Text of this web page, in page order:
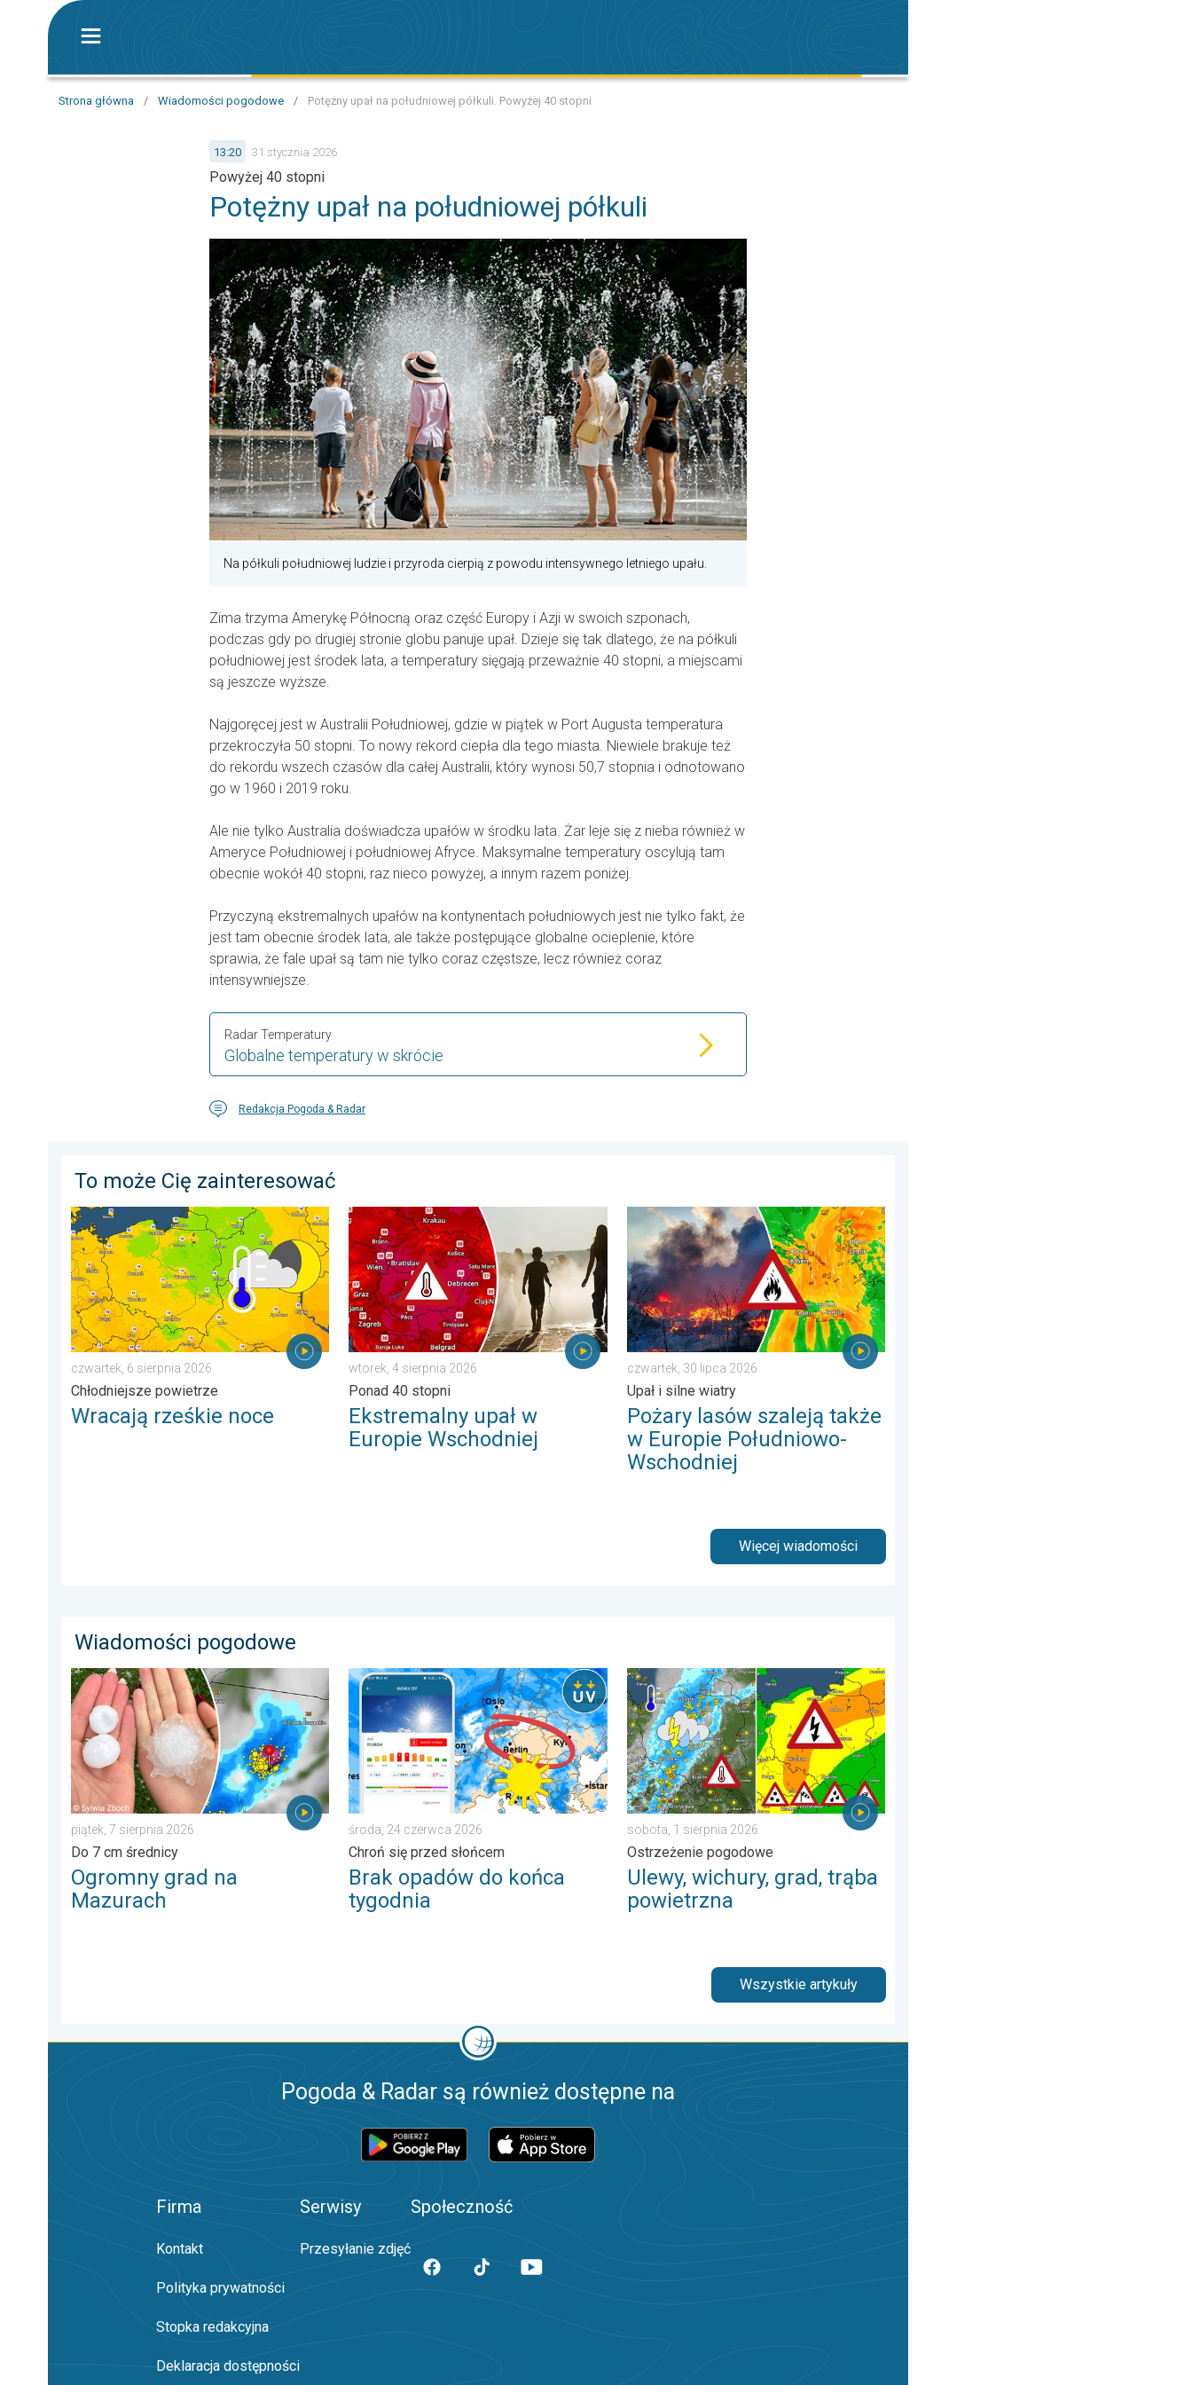
Strona główna / Wiadomości pogodowe / Potężny upał na południowej półkuli. Powyżej 40 stopni
13:20 31 stycznia 2026
Powyżej 40 stopni
Potężny upał na południowej półkuli
Na półkuli południowej ludzie i przyroda cierpią z powodu intensywnego letniego upału.
Zima trzyma Amerykę Północną oraz część Europy i Azji w swoich szponach,
podczas gdy po drugiej stronie globu panuje upał. Dzieje się tak dlatego, że na półkuli
południowej jest środek lata, a temperatury sięgają przeważnie 40 stopni, a miejscami
są jeszcze wyższe.
Najgoręcej jest w Australii Południowej, gdzie w piątek w Port Augusta temperatura
przekroczyła 50 stopni. To nowy rekord ciepła dla tego miasta. Niewiele brakuje też
do rekordu wszech czasów dla całej Australii, który wynosi 50,7 stopnia i odnotowano
go w 1960 i 2019 roku.
Ale nie tylko Australia doświadcza upałów w środku lata. Żar leje się z nieba również w
Ameryce Południowej i południowej Afryce. Maksymalne temperatury oscylują tam
obecnie wokół 40 stopni, raz nieco powyżej, a innym razem poniżej.
Przyczyną ekstremalnych upałów na kontynentach południowych jest nie tylko fakt, że
jest tam obecnie środek lata, ale także postępujące globalne ocieplenie, które
sprawia, że fale upał są tam nie tylko coraz częstsze, lecz również coraz
intensywniejsze.
Globalne temperatury w skrócie
Radar Temperatury
Redakcja Pogoda & Radar
To może Cię zainteresować
Wracają rześkie noce. Chłodniejsze powietrze. . . czwartek, 6 sierpnia 2026
czwartek, 6 sierpnia 2026
Chłodniejsze powietrze
Wracają rześkie noce
Ekstremalny upał w Europie Wschodniej. Ponad 40 stopni. . . wtorek, 4 sierpnia 2026
wtorek, 4 sierpnia 2026
Ponad 40 stopni
Ekstremalny upał w
Europie Wschodniej
Pożary lasów szaleją także w Europie Południowo-Wschodniej. Upał i silne wiatry. . .
czwartek, 30 lipca 2026
Upał i silne wiatry
Pożary lasów szaleją także
w Europie Południowo-
Wschodniej
Więcej wiadomości
Wiadomości pogodowe
Ogromny grad na Mazurach. Do 7 cm średnicy. . . piątek, 7 sierpnia 2026
piątek, 7 sierpnia 2026
Do 7 cm średnicy
Ogromny grad na
Mazurach
Brak opadów do końca tygodnia. Chroń się przed słońcem. . . środa, 24 czerwca 2026
środa, 24 czerwca 2026
Chroń się przed słońcem
Brak opadów do końca
tygodnia
Ulewy, wichury, grad, trąba powietrzna. Ostrzeżenie pogodowe. . . sobota, 1 sierpnia 2026
sobota, 1 sierpnia 2026
Ostrzeżenie pogodowe
Ulewy, wichury, grad, trąba
powietrzna
Wszystkie artykuły
Pogoda & Radar są również dostępne na
Firma
Kontakt
Polityka prywatności
Stopka redakcyjna
Deklaracja dostępności
Serwisy
Przesyłanie zdjęć
Społeczność